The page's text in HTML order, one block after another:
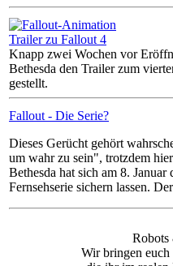
Trailer zu Fallout 4
Knapp zwei Wochen vor
Bethesda den Trailer zum
gestellt.
Fallout - Die Serie?
Dieses Gerücht gehört
um wahr zu sein", trotzdem
Bethesda hat sich am 8. Januar
Fernsehserie sichern lassen.
Robots
Wir bringen